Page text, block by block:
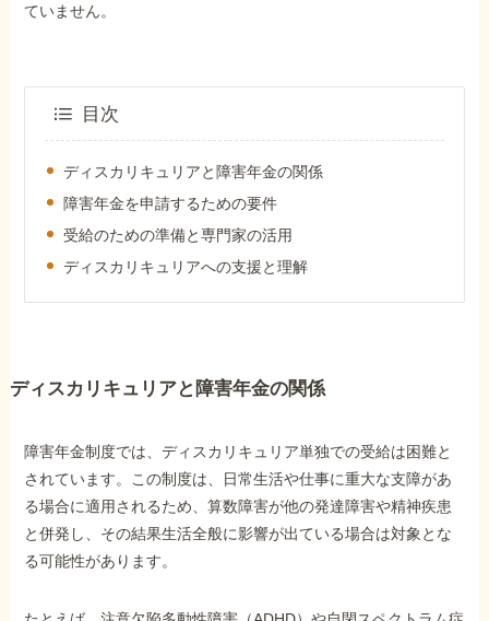
障害年金コラム
サイトマップ
ていません。
目次
ディスカリキュリアと障害年金の関係
障害年金を申請するための要件
受給のための準備と専門家の活用
ディスカリキュリアへの支援と理解
ディスカリキュリアと障害年金の関係
障害年金制度では、ディスカリキュリア単独での受給は困難と
されています。この制度は、日常生活や仕事に重大な支障があ
る場合に適用されるため、算数障害が他の発達障害や精神疾患
と併発し、その結果生活全般に影響が出ている場合は対象とな
る可能性があります。